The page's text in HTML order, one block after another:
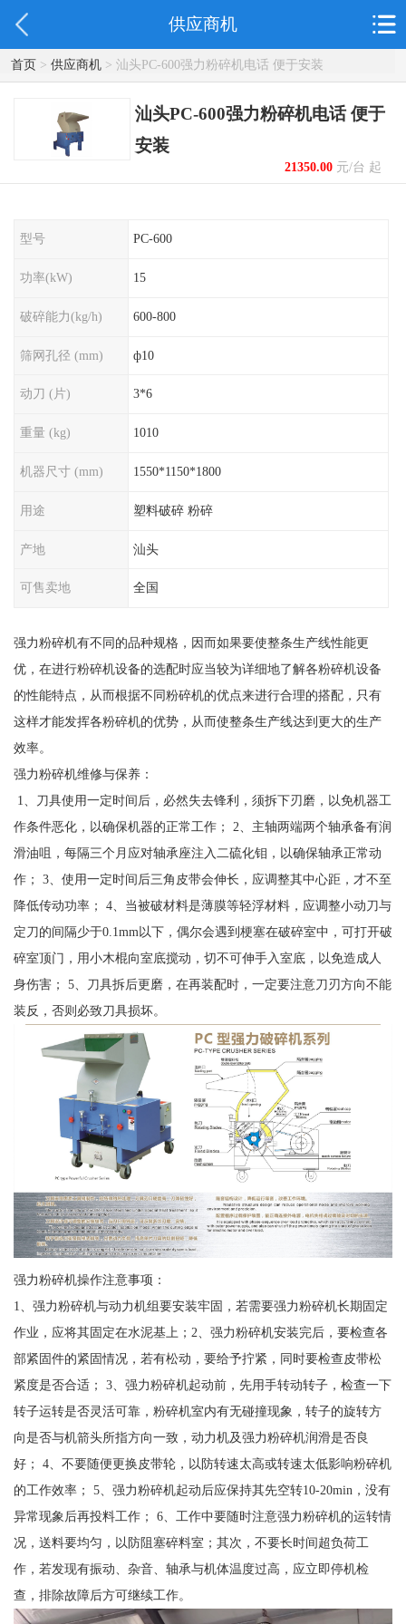
供应商机
首页> 供应商机> 汕头PC-600强力粉碎机电话 便于安装
汕头PC-600强力粉碎机电话 便于
安装
21350.00元/台 起
型号 PC-600
功率(kW) 15
破碎能力(kg/h) 600-800
筛网孔径 (mm) ф10
动刀 (片) 3*6
重量 (kg) 1010
机器尺寸 (mm) 1550*1150*1800
用途 塑料破碎 粉碎
产地 汕头
可售卖地 全国
强力粉碎机有不同的品种规格，因而如果要使整条生产线性能更
优，在进行粉碎机设备的选配时应当较为详细地了解各粉碎机设备
的性能特点，从而根据不同粉碎机的优点来进行合理的搭配，只有
这样才能发挥各粉碎机的优势，从而使整条生产线达到更大的生产
效率。
强力粉碎机维修与保养：
1、刀具使用一定时间后，必然失去锋利，须拆下刃磨，以免机器工
作条件恶化，以确保机器的正常工作； 2、主轴两端两个轴承备有润
滑油咀，每隔三个月应对轴承座注入二硫化钼，以确保轴承正常动
作； 3、使用一定时间后三角皮带会伸长，应调整其中心距，才不至
降低传动功率； 4、当被破材料是薄膜等轻浮材料，应调整小动刀与
定刀的间隔少于0.1mm以下，偶尔会遇到梗塞在破碎室中，可打开破
碎室顶门，用小木棍向室底搅动，切不可伸手入室底，以免造成人
身伤害； 5、刀具拆后更磨，在再装配时，一定要注意刀刃方向不能
装反，否则必致刀具损坏。
强力粉碎机操作注意事项：
1、强力粉碎机与动力机组要安装牢固，若需要强力粉碎机长期固定
作业，应将其固定在水泥基上；2、强力粉碎机安装完后，要检查各
部紧固件的紧固情况，若有松动，要给予拧紧，同时要检查皮带松
紧度是否合适； 3、强力粉碎机起动前，先用手转动转子，检查一下
转子运转是否灵活可靠，粉碎机室内有无碰撞现象，转子的旋转方
向是否与机箭头所指方向一致，动力机及强力粉碎机润滑是否良
好； 4、不要随便更换皮带轮，以防转速太高或转速太低影响粉碎机
的工作效率； 5、强力粉碎机起动后应保持其先空转10-20min，没有
异常现象后再投料工作； 6、工作中要随时注意强力粉碎机的运转情
况，送料要均匀，以防阻塞碎料室；其次，不要长时间超负荷工
作，若发现有振动、杂音、轴承与机体温度过高，应立即停机检
查，排除故障后方可继续工作。